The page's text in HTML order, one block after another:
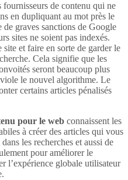
fournisseurs de contenu qui ne
en dupliquant au mot près le
de graves sanctions de Google
sites ne soient pas indexés.
et faire en sorte de garder le
Cela signifie que les
seront beaucoup plus
le nouvel algorithme. Le
certains articles pénalisés
pour le web connaissent les
à créer des articles qui vous
les recherches et aussi de
pour améliorer le
l’expérience globale utilisateur